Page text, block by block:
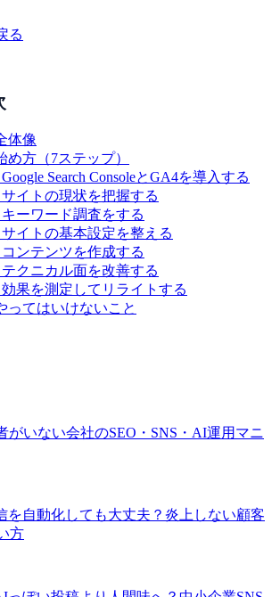
る
体像
め方（7ステップ）
Search ConsoleとGA4を導入する
イトの現状を把握する
ーワード調査をする
イトの基本設定を整える
ンテンツを作成する
クニカル面を改善する
果を測定してリライトする
ってはいけないこと
がいない会社のSEO・SNS・AI運用マニ
を自動化しても大丈夫？炎上しない顧客
方